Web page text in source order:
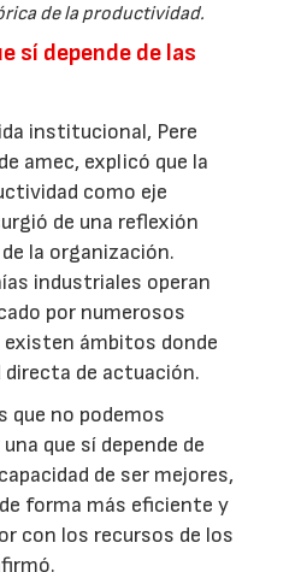
de la productividad.
sí depende de las
institucional, Pere
amec, explicó que la
como eje
de una reflexión
la organización.
industriales operan
por numerosos
ámbitos donde
de actuación.
que no podemos
que sí depende de
de ser mejores,
forma más eficiente y
con los recursos de los